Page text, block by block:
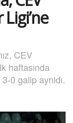
CEV
haftasında
0 galip ayrıldı.